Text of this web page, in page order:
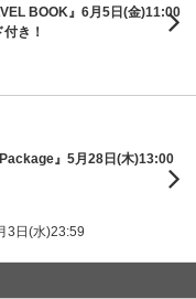
BOOK』6月5日(金)11:00
き！
』5月28日(木)13:00
3日(水)23:59